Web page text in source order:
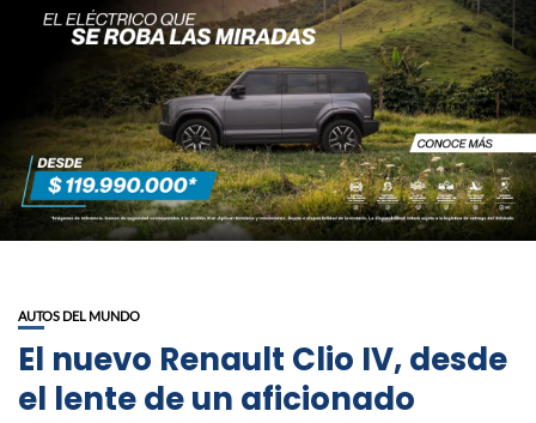
AUTOS DEL MUNDO
El nuevo Renault Clio IV, desde
el lente de un aficionado